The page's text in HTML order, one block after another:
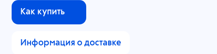
Как купить
Информация о доставке